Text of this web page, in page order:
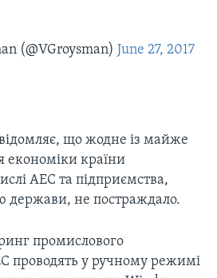
(@VGroysman) June 27, 2017
що жодне із майже
економіки країни
АЕС та підприємства,
держави, не постраждало.
промислового
проводять у ручному режимі